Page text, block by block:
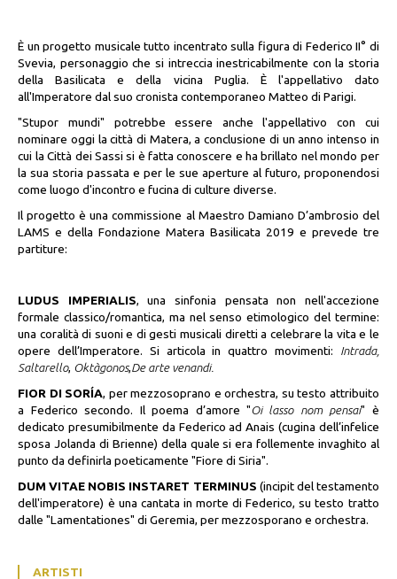
È un progetto musicale tutto incentrato sulla figura di Federico II° di
Svevia, personaggio che si intreccia inestricabilmente con la storia
della Basilicata e della vicina Puglia. È l'appellativo dato
all'Imperatore dal suo cronista contemporaneo Matteo di Parigi.
"Stupor mundi" potrebbe essere anche l'appellativo con cui
nominare oggi la città di Matera, a conclusione di un anno intenso in
cui la Città dei Sassi si è fatta conoscere e ha brillato nel mondo per
la sua storia passata e per le sue aperture al futuro, proponendosi
come luogo d'incontro e fucina di culture diverse.
Il progetto è una commissione al Maestro Damiano D’ambrosio del
LAMS e della Fondazione Matera Basilicata 2019 e prevede tre
partiture:
LUDUS IMPERIALIS, una sinfonia pensata non nell'accezione
formale classico/romantica, ma nel senso etimologico del termine:
una coralità di suoni e di gesti musicali diretti a celebrare la vita e le
opere dell’Imperatore. Si articola in quattro movimenti: Intrada,
Saltarello, Oktàgonos,De arte venandi.
FIOR DI SORÍA, per mezzosoprano e orchestra, su testo attribuito
a Federico secondo. Il poema d’amore "Oi lasso nom pensai" è
dedicato presumibilmente da Federico ad Anais (cugina dell’infelice
sposa Jolanda di Brienne) della quale si era follemente invaghito al
punto da definirla poeticamente "Fiore di Siria".
DUM VITAE NOBIS INSTARET TERMINUS (incipit del testamento
dell'imperatore) è una cantata in morte di Federico, su testo tratto
dalle "Lamentationes" di Geremia, per mezzosporano e orchestra.
ARTISTI